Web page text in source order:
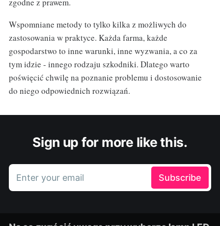
Wspomniane metody to tylko kilka z możliwych do
zastosowania w praktyce. Każda farma, każde
gospodarstwo to inne warunki, inne wyzwania, a co za
tym idzie - innego rodzaju szkodniki. Dlatego warto
poświęcić chwilę na poznanie problemu i dostosowanie
do niego odpowiednich rozwiązań.
Sign up for more like this.
Enter your email Subscribe